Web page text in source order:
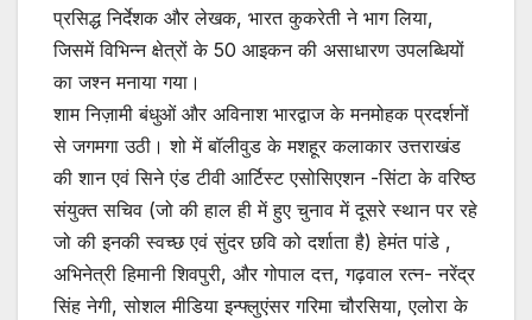
प्रसिद्ध निर्देशक और लेखक, भारत कुकरेती ने भाग लिया,
जिसमें विभिन्न क्षेत्रों के 50 आइकन की असाधारण उपलब्धियों
का जश्न मनाया गया।
शाम निज़ामी बंधुओं और अविनाश भारद्वाज के मनमोहक प्रदर्शनों
से जगमगा उठी। शो में बॉलीवुड के मशहूर कलाकार उत्तराखंड
की शान एवं सिने एंड टीवी आर्टिस्ट एसोसिएशन -सिंटा के वरिष्ठ
संयुक्त सचिव (जो की हाल ही में हुए चुनाव में दूसरे स्थान पर रहे
जो की इनकी स्वच्छ एवं सुंदर छवि को दर्शाता है) हेमंत पांडे ,
अभिनेत्री हिमानी शिवपुरी, और गोपाल दत्त, गढ़वाल रत्न- नरेंद्र
सिंह नेगी, सोशल मीडिया इन्फ्लुएंसर गरिमा चौरसिया, एलोरा के